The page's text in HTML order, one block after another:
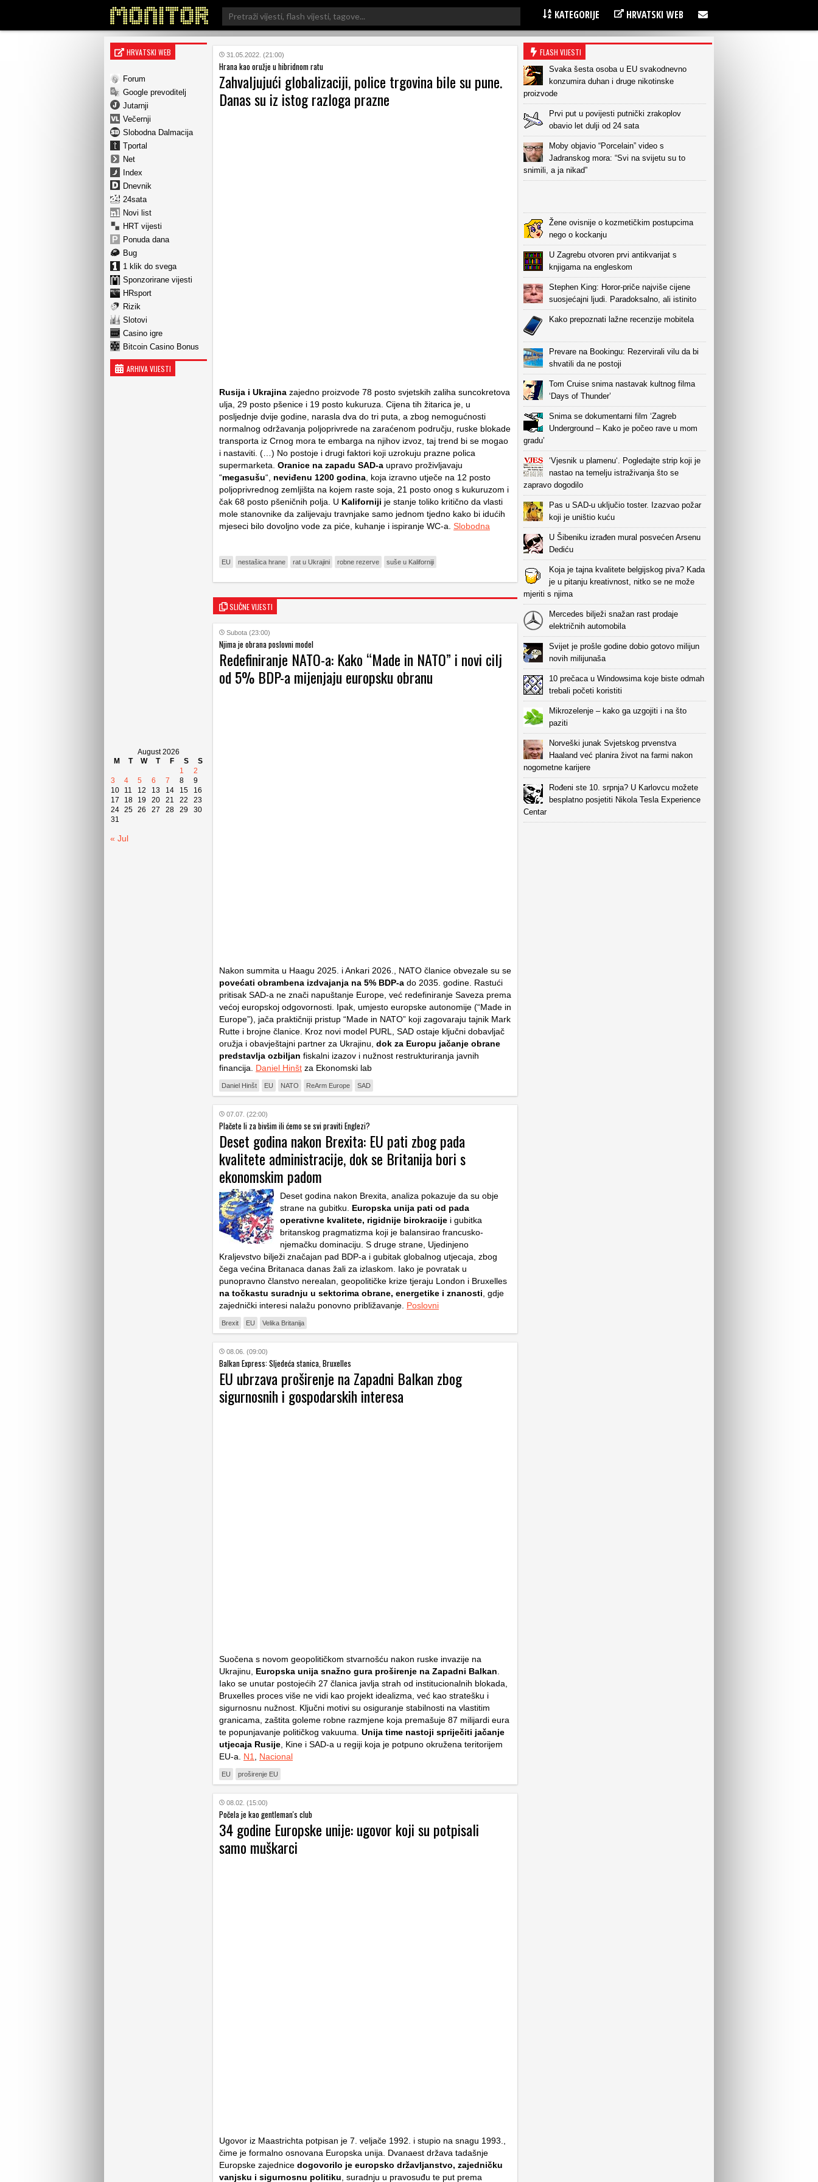
Search
for:
KATEGORIJE HRVATSKI WEB
HRVATSKI WEB
Forum
Google prevoditelj
Jutarnji
Večernji
Slobodna Dalmacija
Tportal
Net
Index
Dnevnik
24sata
Novi list
HRT vijesti
Ponuda dana
Bug
1 klik do svega
Sponzorirane vijesti
HRsport
Rizik
Slotovi
Casino igre
Bitcoin Casino Bonus
ARHIVA VIJESTI
August 2026
M
T W T F S
S
1
2
3
4 5 6 7 8
9
10
11 12 13 14 15
16
17
18 19 20 21 22
23
24 25 26 27 28 29
30
31
« Jul
31.05.2022. (21:00)
Hrana kao oružje u hibridnom ratu
Zahvaljujući globalizaciji, police trgovina bile su pune.
Danas su iz istog razloga prazne
Rusija i Ukrajina zajedno proizvode 78 posto svjetskih zaliha suncokretova
ulja, 29 posto pšenice i 19 posto kukuruza. Cijena tih žitarica je, u
posljednje dvije godine, narasla dva do tri puta, a zbog nemogućnosti
normalnog održavanja poljoprivrede na zaraćenom području, ruske blokade
transporta iz Crnog mora te embarga na njihov izvoz, taj trend bi se mogao
i nastaviti. (…) No postoje i drugi faktori koji uzrokuju prazne polica
supermarketa. Oranice na zapadu SAD-a upravo proživljavaju
“megasušu“, neviđenu 1200 godina, koja izravno utječe na 12 posto
poljoprivrednog zemljišta na kojem raste soja, 21 posto onog s kukuruzom i
čak 68 posto pšeničnih polja. U Kaliforniji je stanje toliko kritično da vlasti
mole stanovnike da zalijevaju travnjake samo jednom tjedno kako bi idućih
mjeseci bilo dovoljno vode za piće, kuhanje i ispiranje WC-a. Slobodna
EU nestašica hrane rat u Ukrajini robne rezerve suše u Kaliforniji
SLIČNE VIJESTI
Subota (23:00)
Njima je obrana poslovni model
Redefiniranje NATO-a: Kako “Made in NATO” i novi cilj
od 5% BDP-a mijenjaju europsku obranu
Nakon summita u Haagu 2025. i Ankari 2026., NATO članice obvezale su se
povećati obrambena izdvajanja na 5% BDP-a do 2035. godine. Rastući
pritisak SAD-a ne znači napuštanje Europe, već redefiniranje Saveza prema
većoj europskoj odgovornosti. Ipak, umjesto europske autonomije (“Made in
Europe”), jača praktičniji pristup “Made in NATO” koji zagovaraju tajnik Mark
Rutte i brojne članice. Kroz novi model PURL, SAD ostaje ključni dobavljač
oružja i obavještajni partner za Ukrajinu, dok za Europu jačanje obrane
predstavlja ozbiljan fiskalni izazov i nužnost restrukturiranja javnih
financija. Daniel Hinšt za Ekonomski lab
Daniel Hinšt EU NATO ReArm Europe SAD
07.07. (22:00)
Plačete li za bivšim ili ćemo se svi praviti Englezi?
Deset godina nakon Brexita: EU pati zbog pada
kvalitete administracije, dok se Britanija bori s
ekonomskim padom
Deset godina nakon Brexita, analiza pokazuje da su obje
strane na gubitku.
Europska unija pati od pada
operativne kvalitete, rigidnije birokracije i gubitka
britanskog pragmatizma koji je balansirao francusko-
njemačku dominaciju. S druge strane, Ujedinjeno
Kraljevstvo bilježi značajan pad BDP-a i gubitak globalnog utjecaja, zbog
čega većina Britanaca danas žali za izlaskom. Iako je povratak u
punopravno članstvo nerealan, geopolitičke krize tjeraju London i Bruxelles
na točkastu suradnju u sektorima obrane, energetike i znanosti , gdje
zajednički interesi nalažu ponovno približavanje. Poslovni
Brexit EU Velika Britanija
08.06. (09:00)
Balkan Express: Sljedeća stanica, Bruxelles
EU ubrzava proširenje na Zapadni Balkan zbog
sigurnosnih i gospodarskih interesa
Suočena s novom geopolitičkom stvarnošću nakon ruske invazije na
Ukrajinu, Europska unija snažno gura proširenje na Zapadni Balkan
Iako se unutar postojećih 27 članica javlja strah od institucionalnih blokada,
Bruxelles proces više ne vidi kao projekt idealizma, već kao stratešku i
sigurnosnu nužnost. Ključni motivi su osiguranje stabilnosti na vlastitim
granicama, zaštita goleme robne razmjene koja premašuje 87 milijardi eura
te popunjavanje političkog vakuuma. Unija time nastoji spriječiti jačanje
utjecaja Rusije , Kine i SAD-a u regiji koja je potpuno okružena teritorijem
EU-a. N1 Nacional
EU proširenje EU
08.02. (15:00)
Počela je kao gentleman's club
34 godine Europske unije: ugovor koji su potpisali
samo muškarci
Ugovor iz Maastrichta potpisan je 7. veljače 1992. i stupio na snagu 1993.,
čime je formalno osnovana Europska unija. Dvanaest država tadašnje
Europske zajednice dogovorilo je europsko državljanstvo, zajedničku
vanjsku i sigurnosnu politiku , suradnju u pravosuđu te put prema
FLASH VIJESTI
Svaka šesta osoba u EU svakodnevno
konzumira duhan i druge nikotinske
proizvode
Prvi put u povijesti putnički zrakoplov
obavio let dulji od 24 sata
Moby objavio “Porcelain” video s
Jadranskog mora: “Svi na svijetu su to
snimili, a ja nikad”
Žene ovisnije o kozmetičkim postupcima
nego o kockanju
U Zagrebu otvoren prvi antikvarijat s
knjigama na engleskom
Stephen King: Horor-priče najviše cijene
suosjećajni ljudi. Paradoksalno, ali istinito
Kako prepoznati lažne recenzije mobitela
Prevare na Bookingu: Rezervirali vilu da bi
shvatili da ne postoji
Tom Cruise snima nastavak kultnog filma
‘Days of Thunder’
Snima se dokumentarni film ‘Zagreb
Underground – Kako je počeo rave u mom
gradu’
‘Vjesnik u plamenu‘. Pogledajte strip koji je
nastao na temelju istraživanja što se
zapravo dogodilo
Pas u SAD-u uključio toster. Izazvao požar
koji je uništio kuću
U Šibeniku izrađen mural posvećen Arsenu
Dediću
Koja je tajna kvalitete belgijskog piva? Kada
je u pitanju kreativnost, nitko se ne može
mjeriti s njima
Mercedes bilježi snažan rast prodaje
električnih automobila
Svijet je prošle godine dobio gotovo milijun
novih milijunaša
10 prečaca u Windowsima koje biste odmah
trebali početi koristiti
Mikrozelenje – kako ga uzgojiti i na što
paziti
Norveški junak Svjetskog prvenstva
Haaland već planira život na farmi nakon
nogometne karijere
Rođeni ste 10. srpnja? U Karlovcu možete
besplatno posjetiti Nikola Tesla Experience
Centar